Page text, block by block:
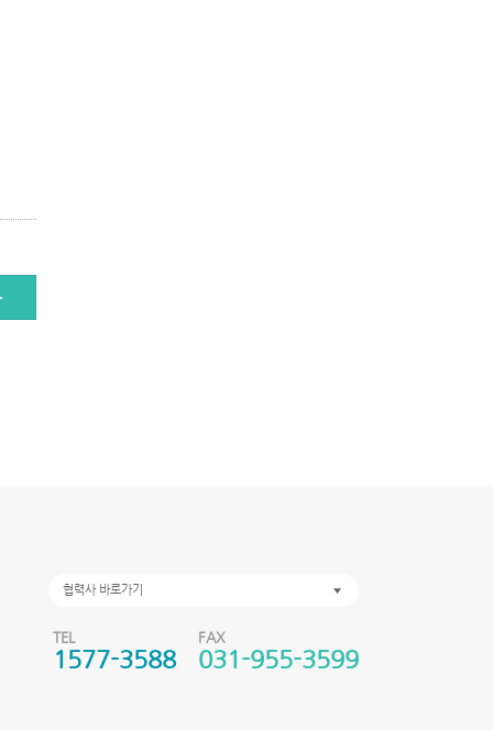
협력사 바로가기
TEL
1577-3588
FAX
031-955-3599